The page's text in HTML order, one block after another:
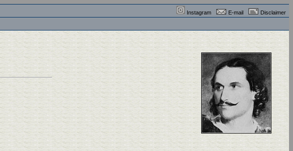
Instagram E-mail Disclaimer